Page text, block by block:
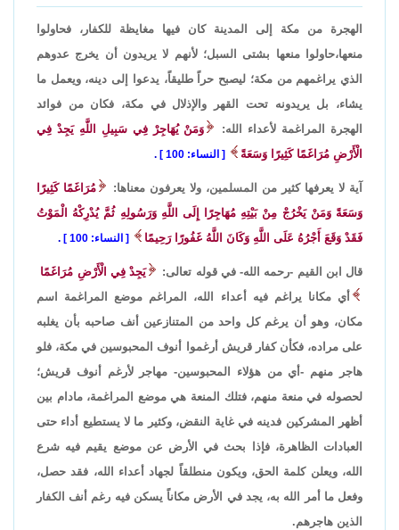
الهجرة من مكة إلى المدينة كان فيها مغايظة للكفار، فحاولوا
منعها،حاولوا منعها بشتى السبل؛ لأنهم لا يريدون أن يخرج عدوهم
الذي يراغمهم من مكة؛ ليصبح حراً طليقاً، يدعوا إلى دينه، ويعمل ما
يشاء، بل يريدونه تحت القهر والإذلال في مكة، فكان من فوائد
الهجرة المراغمة لأعداء الله:
وَمَنْ يُهَاجِرْ فِي سَبِيلِ اللَّهِ يَجِدْ فِي
الْأَرْضِ مُرَاغَمًا كَثِيرًا وَسَعَةً
النساء: 100 .
آية لا يعرفها كثير من المسلمين، ولا يعرفون معناها:
مُرَاغَمًا كَثِيرًا
وَسَعَةً وَمَنْ يَخْرُجْ مِنْ بَيْتِهِ مُهَاجِرًا إِلَى اللَّهِ وَرَسُولِهِ ثُمَّ يُدْرِكْهُ الْمَوْتُ
فَقَدْ وَقَعَ أَجْرُهُ عَلَى اللَّهِ وَكَانَ اللَّهُ غَفُورًا رَحِيمًا
النساء: 100 .
قال ابن القيم -رحمه الله- في قوله تعالى:
يَجِدْ فِي الْأَرْضِ مُرَاغَمًا
أي مكانا يراغم فيه أعداء الله، المراغم موضع المراغمة اسم
مكان، وهو أن يرغم كل واحد من المتنازعين أنف صاحبه بأن يغلبه
على مراده، فكأن كفار قريش أرغموا أنوف المحبوسين في مكة، فلو
هاجر منهم -أي من هؤلاء المحبوسين- مهاجر لأرغم أنوف قريش؛
لحصوله في منعة منهم، فتلك المنعة هي موضع المراغمة، مادام بين
أظهر المشركين فدينه في غاية النقض، وكثير ما لا يستطيع أداء حتى
العبادات الظاهرة، فإذا بحث في الأرض عن موضع يقيم فيه شرع
الله، ويعلن كلمة الحق، ويكون منطلقاً لجهاد أعداء الله، فقد حصل،
وفعل ما أمر الله به، يجد في الأرض مكاناً يسكن فيه رغم أنف الكفار
الذين هاجرهم.